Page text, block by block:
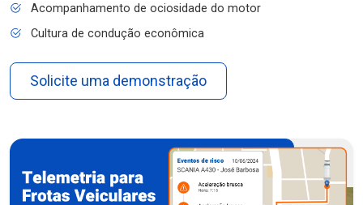
Acompanhamento de ociosidade do motor
Cultura de condução econômica
Solicite uma demonstração